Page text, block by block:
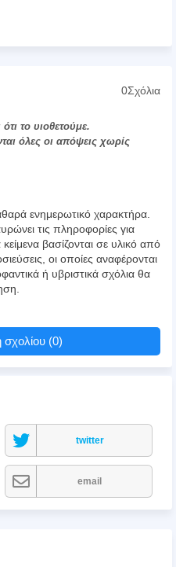
0Σχόλια
το υιοθετούμε.
όλες οι απόψεις χωρίς
ενημερωτικό χαρακτήρα.
τις πληροφορίες για
βασίζονται σε υλικό από
οι οποίες αναφέρονται
ή υβριστικά σχόλια θα
(0)
twitter
email